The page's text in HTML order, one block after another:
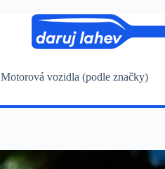
Motorová vozidla (podle značky)